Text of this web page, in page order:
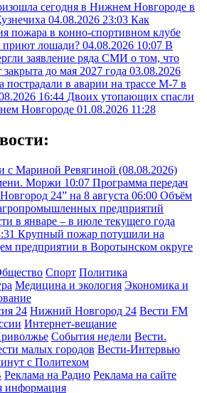
сегодня в Нижнем Новгороде в
04.08.2026 23:03 Как
пожара в конно-спортивном клубе
лошади? 04.08.2026 10:07 В
заявление ряда СМИ о том, что
закрыта до мая 2027 года 03.08.2026
пострадали в аварии на трассе М-7 в
16:44 Двоих утопающих спасли
Новгороде 01.08.2026 11:28
с Мариной Ревягиной (08.08.2026)
Моржи 10:07 Программа передач
24” на 8 августа 06:00 Объём
предприятий
в январе – в июле текущего года
Крупный пожар потушили на
предприятии в Воротынском округе
Спорт Политика
Медицина и экология Экономика и
24 Нижний Новгород 24 Вести FM
Интернет-вещание
События недели Вести.
малых городов Вести-Интервью
с Политехом
Реклама на Радио Реклама на сайте
информация